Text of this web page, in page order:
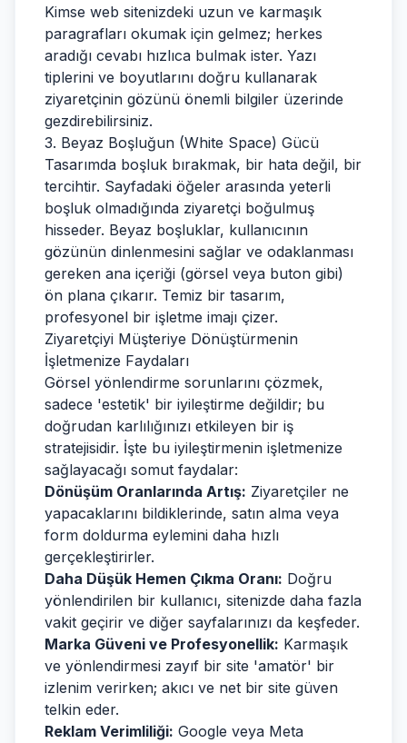
Kimse web sitenizdeki uzun ve karmaşık
paragrafları okumak için gelmez; herkes
aradığı cevabı hızlıca bulmak ister. Yazı
tiplerini ve boyutlarını doğru kullanarak
ziyaretçinin gözünü önemli bilgiler üzerinde
gezdirebilirsiniz.
3. Beyaz Boşluğun (White Space) Gücü
Tasarımda boşluk bırakmak, bir hata değil, bir
tercihtir. Sayfadaki öğeler arasında yeterli
boşluk olmadığında ziyaretçi boğulmuş
hisseder. Beyaz boşluklar, kullanıcının
gözünün dinlenmesini sağlar ve odaklanması
gereken ana içeriği (görsel veya buton gibi)
ön plana çıkarır. Temiz bir tasarım,
profesyonel bir işletme imajı çizer.
Ziyaretçiyi Müşteriye Dönüştürmenin
İşletmenize Faydaları
Görsel yönlendirme sorunlarını çözmek,
sadece 'estetik' bir iyileştirme değildir; bu
doğrudan karlılığınızı etkileyen bir iş
stratejisidir. İşte bu iyileştirmenin işletmenize
sağlayacağı somut faydalar:
Dönüşüm Oranlarında Artış: Ziyaretçiler ne
yapacaklarını bildiklerinde, satın alma veya
form doldurma eylemini daha hızlı
gerçekleştirirler.
Daha Düşük Hemen Çıkma Oranı: Doğru
yönlendirilen bir kullanıcı, sitenizde daha fazla
vakit geçirir ve diğer sayfalarınızı da keşfeder.
Marka Güveni ve Profesyonellik: Karmaşık
ve yönlendirmesi zayıf bir site 'amatör' bir
izlenim verirken; akıcı ve net bir site güven
telkin eder.
Reklam Verimliliği: Google veya Meta